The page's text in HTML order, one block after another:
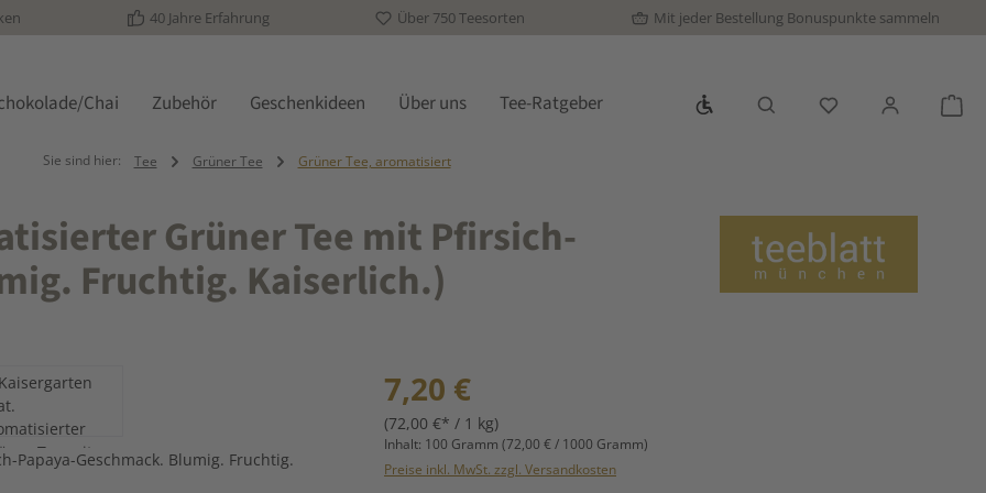
40 Jahre Erfahrung Über 750 Teesorten Mit jeder Bestellung Bonuspunkte sammeln
Chai Zubehör Geschenkideen Über uns Tee-Ratgeber Werkzeugleiste anzeigen
Du hast 0
Sie sind hier: Tee Grüner Tee Grüner Tee, aromatisiert
Grüner Tee mit Pfirsich-
Fruchtig. Kaiserlich.)
Regulärer Preis:
7,20 €
(72,00 €* / 1 kg)
Inhalt: 100 Gramm (72,00 € / 1000 Gramm)
Preise inkl. MwSt. zzgl. Versandkosten